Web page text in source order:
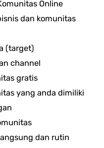
Online
dan komunitas
(target)
channel
gratis
yang anda dimiliki
dan rutin